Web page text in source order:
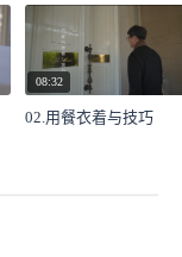
08:32
02.用餐衣着与技巧